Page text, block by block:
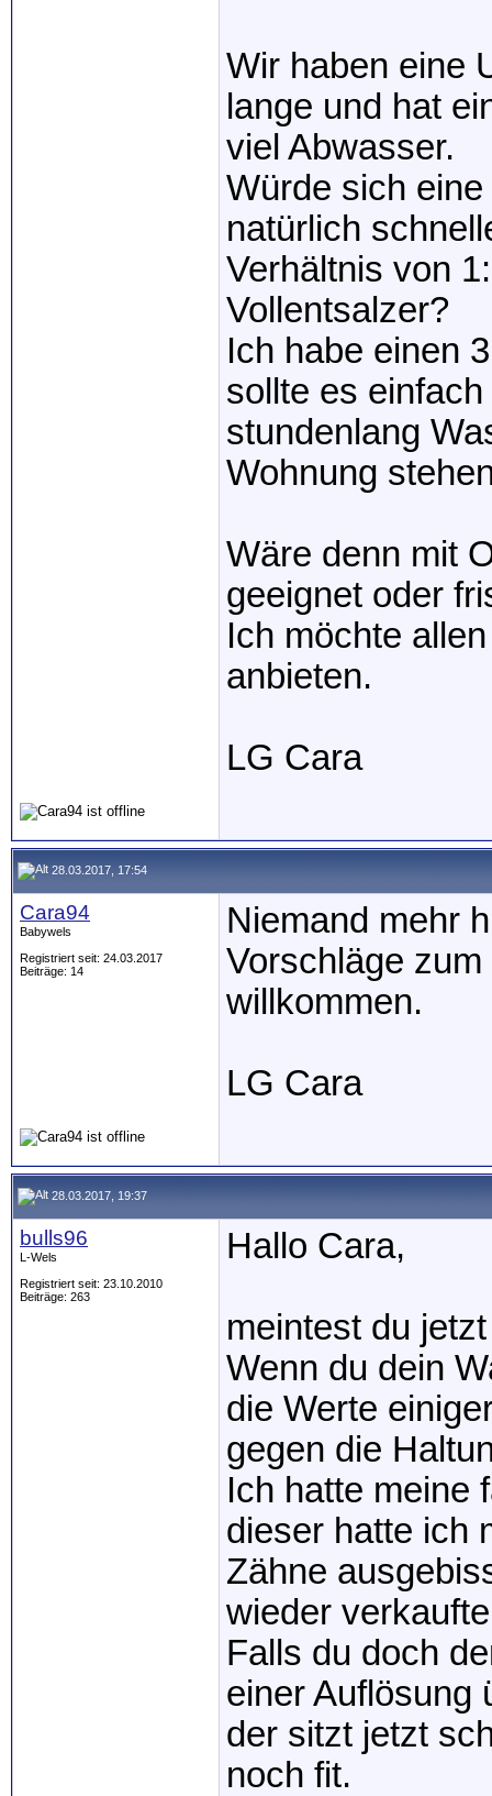
Wir haben eine
lange und hat
viel Abwasser.
Würde sich
natürlich
Verhältnis von
Vollentsalzer?
Ich habe einen
sollte es
stundenlang
Wohnung
Wäre denn mit
geeignet oder
Ich möchte
anbieten.
LG Cara
28.03.2017, 17:54
Cara94
Babywels
Registriert seit: 24.03.2017
Beiträge: 14
Niemand mehr
Vorschläge
willkommen.
LG Cara
28.03.2017, 19:37
bulls96
L-Wels
Registriert seit: 23.10.2010
Beiträge: 263
Hallo Cara,
meintest du
Wenn du dein
die Werte
gegen die
Ich hatte meine
dieser hatte ich
Zähne
wieder
Falls du doch
einer Auflösung
der sitzt jetzt
noch fit.